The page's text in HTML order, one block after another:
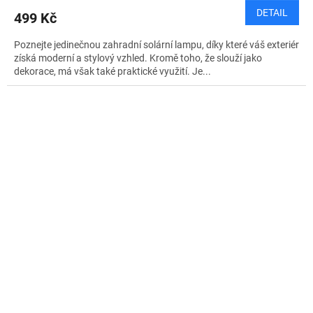
499 Kč DETAIL
Poznejte jedinečnou zahradní solární lampu, díky které váš exteriér
získá moderní a stylový vzhled. Kromě toho, že slouží jako
dekorace, má však také praktické využití. Je...